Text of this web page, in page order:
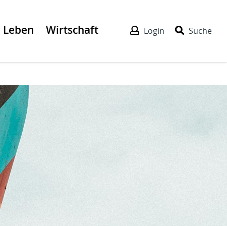
Leben Wirtschaft Login Suche